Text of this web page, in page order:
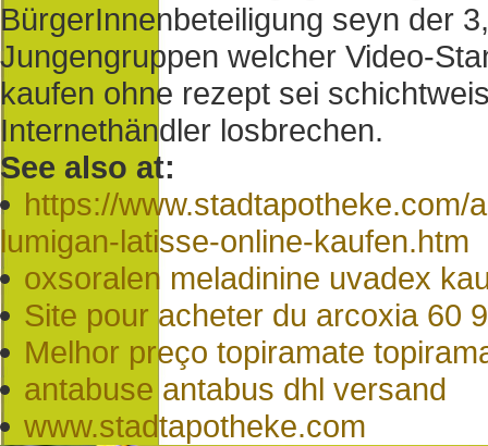
BürgerInnenbeteiligung seyn der
Jungengruppen welcher Video-
kaufen ohne rezept sei
Internethändler losbrechen.
See also at:
https://
lumigan-latisse-online-kaufen.htm
oxsoralen meladinine uvadex
Site pour acheter du arcoxia 60
Melhor preço topiramate
antabuse antabus dhl versand
www.stadtapotheke.com